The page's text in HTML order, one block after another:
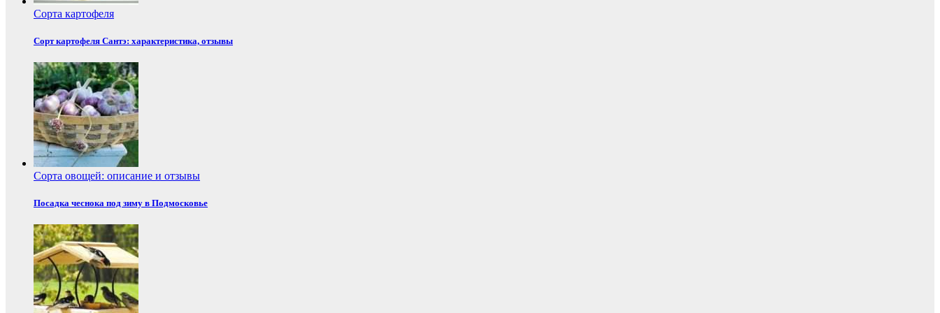
Сорта картофеля
Сорт картофеля Сантэ: характеристика, отзывы
Сорта овощей: описание и отзывы
Посадка чеснока под зиму в Подмосковье